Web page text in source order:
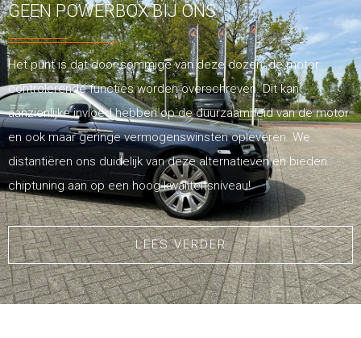
GEEN POWERBOX BIJ ONS
Het punt is dat door sommige van deze dozen, de motor
controlerende functies worden overschreven. Dit kan
aanzienlijke invloed hebben op de duurzaamheid van de motor
en ook maar geringe vermogenswinsten opleveren. We
distantiëren ons duidelijk van deze alternatieven en bieden
chiptuning aan op een hoog kwaliteitsniveau!
LEES VERDER